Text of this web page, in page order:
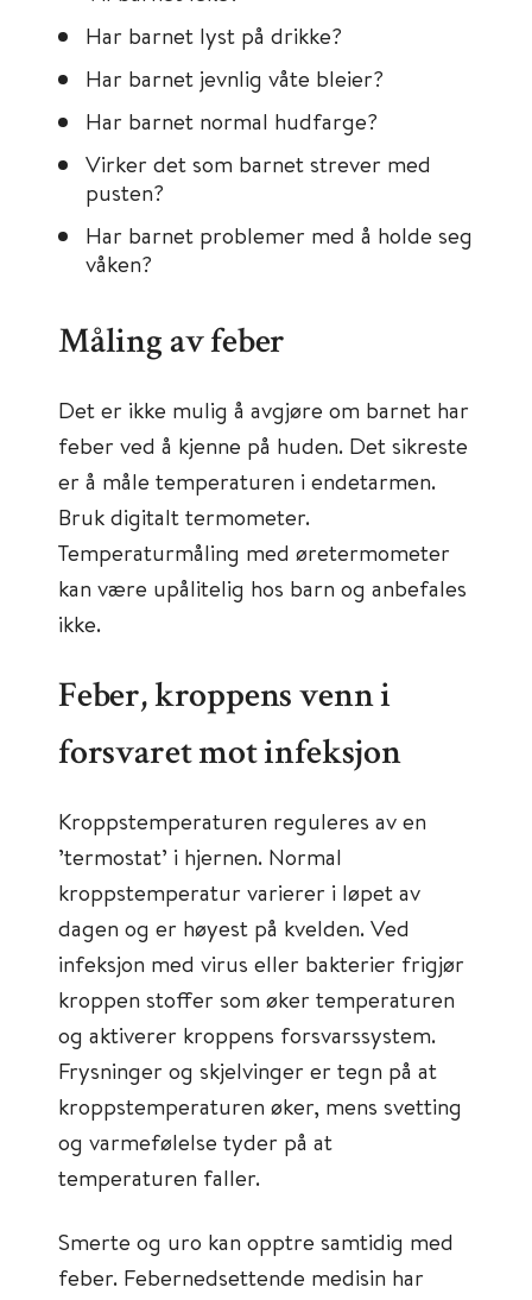
Har barnet lyst på drikke?
Har barnet jevnlig våte bleier?
Har barnet normal hudfarge?
Virker det som barnet strever med
pusten?
Har barnet problemer med å holde seg
våken?
Måling av feber
Det er ikke mulig å avgjøre om barnet har
feber ved å kjenne på huden. Det sikreste
er å måle temperaturen i endetarmen.
Bruk digitalt termometer.
Temperaturmåling med øretermometer
kan være upålitelig hos barn og anbefales
ikke.
Feber, kroppens venn i
forsvaret mot infeksjon
Kroppstemperaturen reguleres av en
’termostat’ i hjernen. Normal
kroppstemperatur varierer i løpet av
dagen og er høyest på kvelden. Ved
infeksjon med virus eller bakterier frigjør
kroppen stoffer som øker temperaturen
og aktiverer kroppens forsvarssystem.
Frysninger og skjelvinger er tegn på at
kroppstemperaturen øker, mens svetting
og varmefølelse tyder på at
temperaturen faller.
Smerte og uro kan opptre samtidig med
feber. Febernedsettende medisin har